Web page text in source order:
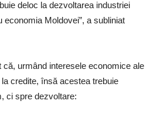
deloc la dezvoltarea industriei
Moldovei”, a subliniat
urmând interesele economice ale
credite, însă acestea trebuie
ci spre dezvoltare: